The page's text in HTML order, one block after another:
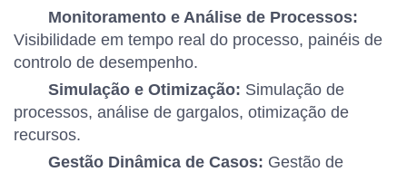
Monitoramento e Análise de Processos:
Visibilidade em tempo real do processo, painéis de
controlo de desempenho.
Simulação e Otimização: Simulação de
processos, análise de gargalos, otimização de
recursos.
Gestão Dinâmica de Casos: Gestão de